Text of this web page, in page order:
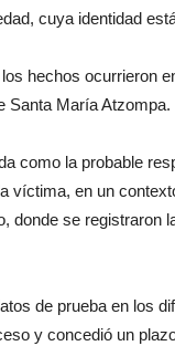
cuya identidad
hechos ocurrieron
Santa María Atzompa.
como la probable
víctima, en un
donde se registraron
de prueba en los
y concedió un